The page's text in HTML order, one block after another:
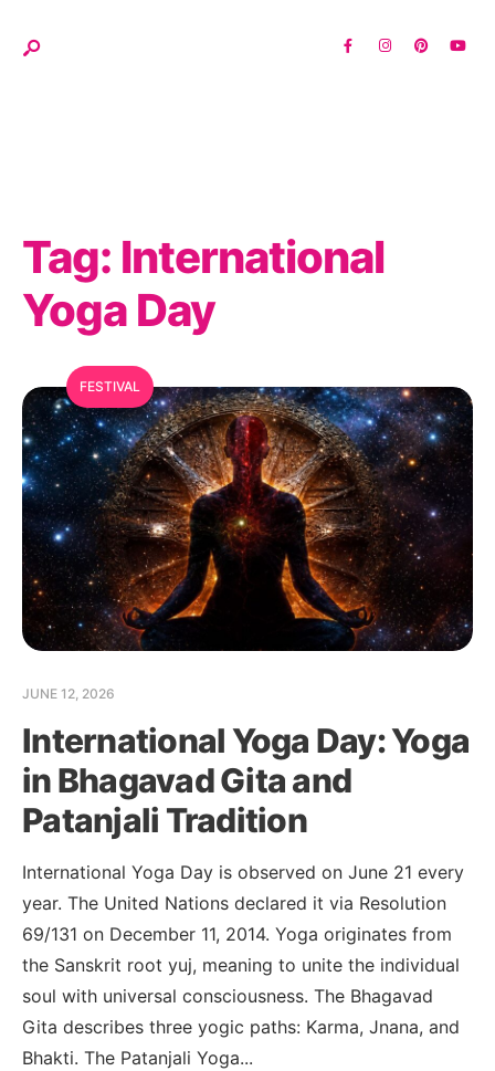
Tag: International
Yoga Day
FESTIVAL
JUNE 12, 2026
International Yoga Day: Yoga
in Bhagavad Gita and
Patanjali Tradition
International Yoga Day is observed on June 21 every
year. The United Nations declared it via Resolution
69/131 on December 11, 2014. Yoga originates from
the Sanskrit root yuj, meaning to unite the individual
soul with universal consciousness. The Bhagavad
Gita describes three yogic paths: Karma, Jnana, and
Bhakti. The Patanjali Yoga...
MFC Search Assistant
My Favorite Corner · Live Search